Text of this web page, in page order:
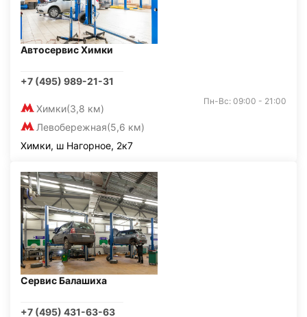
Автосервис Химки
+7 (495) 989-21-31
Химки(3,8 км)
Левобережная(5,6 км)
Пн-Вс: 09:00 - 21:00
Химки, ш Нагорное, 2к7
Сервис Балашиха
+7 (495) 431-63-63